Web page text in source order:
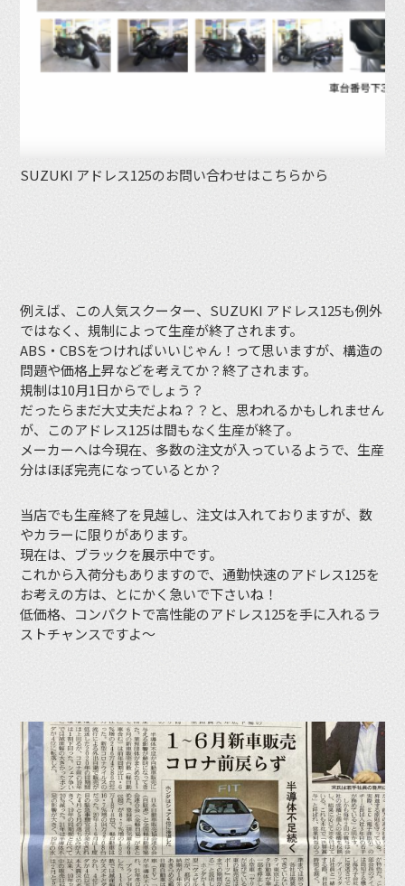
SUZUKI アドレス125のお問い合わせはこちらから
例えば、この人気スクーター、SUZUKI アドレス125も例外
ではなく、規制によって生産が終了されます。
ABS・CBSをつければいいじゃん！って思いますが、構造の
問題や価格上昇などを考えてか？終了されます。
規制は10月1日からでしょう？
だったらまだ大丈夫だよね？？と、思われるかもしれません
が、このアドレス125は間もなく生産が終了。
メーカーへは今現在、多数の注文が入っているようで、生産
分はほぼ完売になっているとか？
当店でも生産終了を見越し、注文は入れておりますが、数
やカラーに限りがあります。
現在は、ブラックを展示中です。
これから入荷分もありますので、通勤快速のアドレス125を
お考えの方は、とにかく急いで下さいね！
低価格、コンパクトで高性能のアドレス125を手に入れるラ
ストチャンスですよ〜